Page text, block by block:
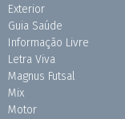
Exterior
Guia Saúde
Informação Livre
Letra Viva
Magnus Futsal
Mix
Motor